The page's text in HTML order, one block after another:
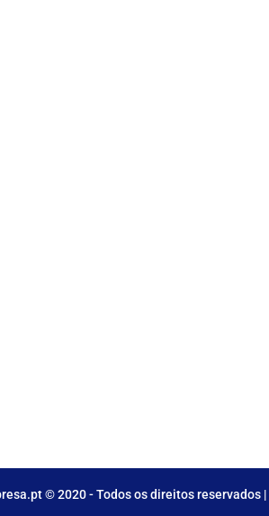
© 2020 - Todos os direitos reservados |